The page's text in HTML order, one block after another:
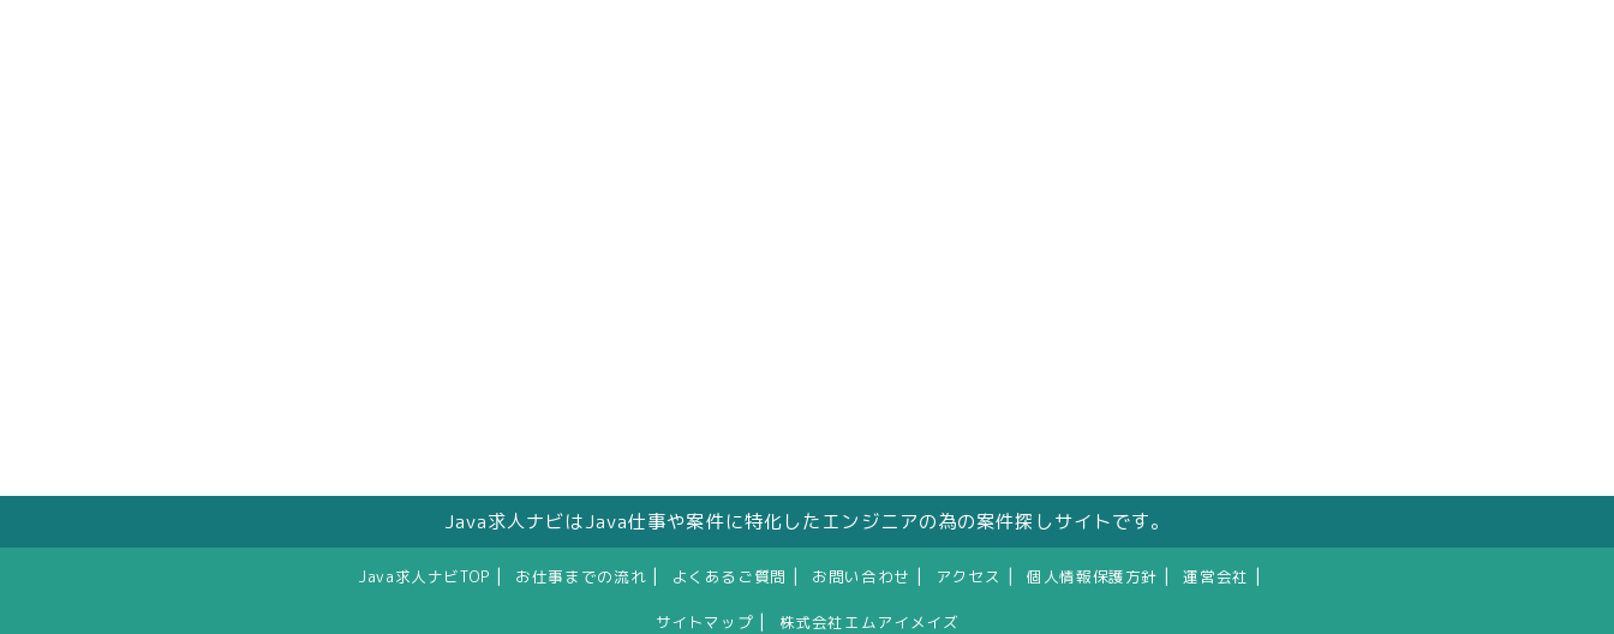
Java求人ナビはJava仕事や案件に特化したエンジニアの為の案件探しサイトです。
Java求人ナビTOP お仕事までの流れ よくあるご質問 お問い合わせ アクセス 個人情報保護方針 運営会社
サイトマップ 株式会社エムアイメイズ